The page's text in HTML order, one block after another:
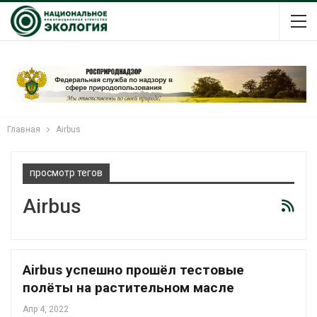
Главная Airbus
просмотр тегов
Airbus
Airbus успешно прошёл тестовые
полёты на растительном масле
Апр 4, 2022